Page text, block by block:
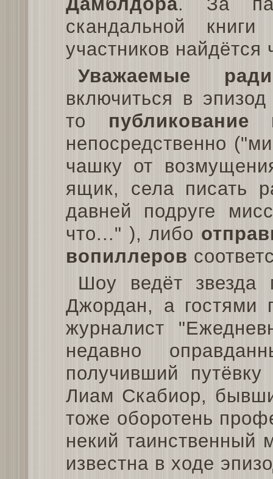
скандальной
участников найдётся
Уважаемые
включиться в
то публикование
непосредственно
чашку от
ящик, села писать
давней подруге
что..." ), либо
вопиллеров
Шоу ведёт звезда
Джордан, а гостями
журналист
недавно
получивший
Лиам Скабиор,
тоже оборотень
некий таинственный
известна в ходе